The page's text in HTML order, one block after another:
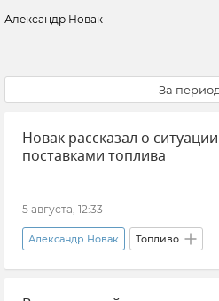
Александр Новак
За период
Новак рассказал о
поставками топлива
5 августа, 12:33
Александр Новак Топливо
Сельское хозяйство Новости